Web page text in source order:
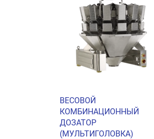
ВЕСОВОЙ
КОМБИНАЦИОННЫЙ
ДОЗАТОР
(МУЛЬТИГОЛОВКА)